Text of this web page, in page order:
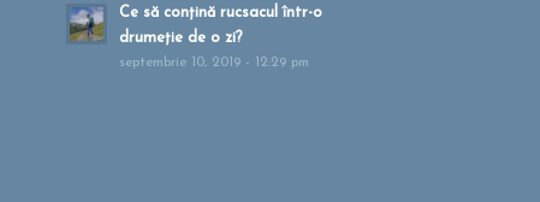
Ce să conțină rucsacul într-o
drumeție de o zi?
septembrie 10, 2019 - 12:29 pm